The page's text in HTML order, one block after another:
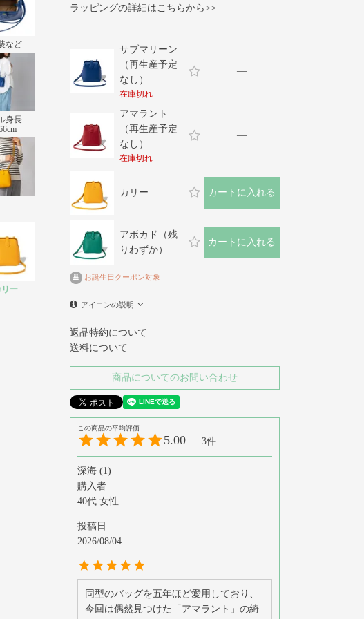
など
身長
リー
ラッピングの詳細はこちらから>>
サブマリーン
（再生産予定
なし）
在庫切れ
—
アマラント
（再生産予定
なし）
在庫切れ
—
カリー カートに入れる
アボカド（残
りわずか）
カートに入れる
お誕生日クーポン対象
アイコンの説明
返品特約について
送料について
商品についてのお問い合わせ
5.00 3
深海
1
購入者
40代 女性
投稿日
2026/08/04
同型のバッグを五年ほど愛用しており、
今回は偶然見つけた「アマラント」の綺